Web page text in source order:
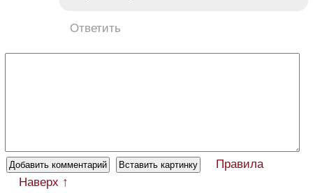
Ответить
Правила
Наверх ↑